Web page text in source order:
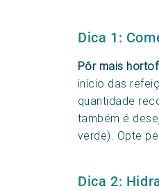
Dica 1:
Pôr mais
início das
quantidade
também é
verde). Opte
Dica 2: